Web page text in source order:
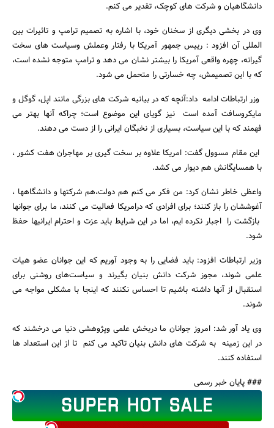
دانشگاهیان و شرکت های کوچک، تقدیر می کنم.
وی در بخشی دیگری از سخنان خود، با اشاره به تصمیم ترامپ و تاثیرات بین
المللی آن افزود : رییس جمهور آمریکا با رفتار وعملش وسیاست های سخت
گیرانه، چهره واقعی آمریکا را بیشتر نشان می دهد و ترامپ متوجه نشده است،
که با این تصمیمش، چه خسارتی را متحمل می شود.
وزر ارتباطات ادامه داد:آنچه که در بیانیه شرکت های بزرگی مانند اپل، گوگل و
مایکروسافت آمده است نیز گویای این موضوع است؛ چراکه آنها بهتر می
فهمند که با این سیاست، بسیاری از نخبگان ایرانی را از دست می دهند.
این مقام مسوول گفت: امریکا علاوه بر سخت گیری بر مهاجران هفت کشور ،
با همسایگانش هم دیوار می کشد.
واعظی خاطر نشان کرد: من فکر می کنم هم دولت،هم شرکتها و دانشگاهها ،
آغوششان را باز کنند؛ برای افرادی که درامریکا فعالیت می کنند، ما برای جوانها
بازگشت را اجبار نکرده ایم، اما در این شرایط باید عزت و احترام ایرانیها حفظ
شود.
وزیر ارتباطات افزود: باید فضایی را به وجود آوریم که این جوانان عضو هیات
علمی شوند، مجوز شرکت دانش بنیان بگیرند و سیاست‌های روشنی برای
استقبال از آنها داشته باشیم تا احساس نکنند که اینجا با مشکلی مواجه می
شوند.
وی یاد آور شد: امروز جوانان ما دربخش علمی وپژوهشی دنیا می درخشند که
در این زمینه به شرکت های دانش بنیان تاکید می کنم تا از این استعداد ها
استفاده کنند.
### پایان خبر رسمی